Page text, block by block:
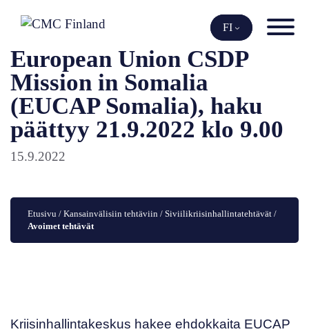
sisältöön
FI
European Union CSDP
Mission in Somalia
(EUCAP Somalia), haku
päättyy 21.9.2022 klo 9.00
15.9.2022
Etusivu / Kansainvälisiin tehtäviin / Siviilikriisinhallintatehtävät
Avoimet tehtävät
Kriisinhallintakeskus hakee ehdokkaita EUCAP